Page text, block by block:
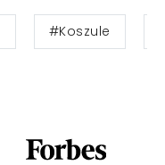
#Koszule